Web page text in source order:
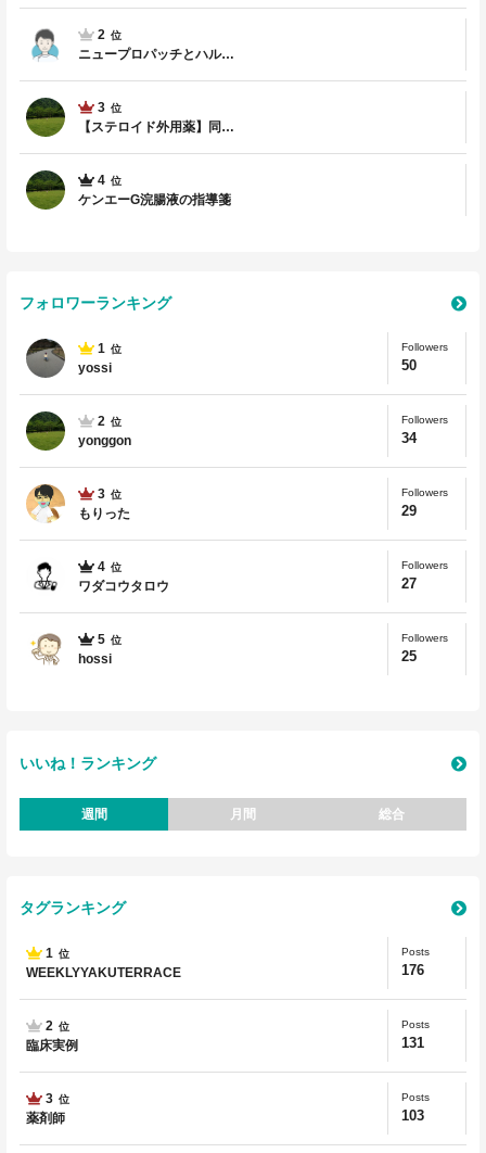
2 位
ニュープロパッチとハル…
3 位
【ステロイド外用薬】同…
4 位
ケンエーG浣腸液の指導箋
フォロワーランキング
1 位
yossi
Followers
50
2 位
yonggon
Followers
34
3 位
もりった
Followers
29
4 位
ワダコウタロウ
Followers
27
5 位
hossi
Followers
25
いいね！ランキング
週間 月間 総合
タグランキング
1 位
WEEKLYYAKUTERRACE
Posts
176
2 位
臨床実例
Posts
131
3 位
薬剤師
Posts
103